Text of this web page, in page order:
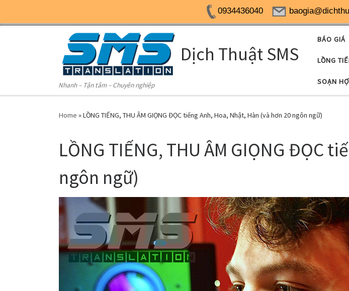
0934436040
Dịch Thuật SMS
Nhanh – Tận tâm – Chuyên nghiệp
BÁO GIÁ
LỒNG
SOẠN
Home »LỒNG TIẾNG, THU ÂM GIỌNG ĐỌC tiếng Anh, Hoa, Nhật, Hàn (và hơn 20 ngôn ngữ)
LỒNG TIẾNG, THU ÂM GIỌNG ĐỌC
ngôn ngữ)